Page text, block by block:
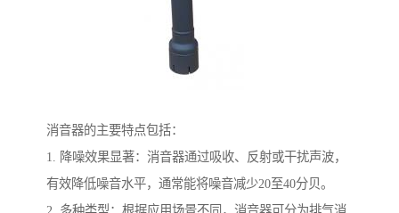
消音器的主要特点包括：
1. 降噪效果显著：消音器通过吸收、反射或干扰声波，
有效降低噪音水平，通常能将噪音减少20至40分贝。